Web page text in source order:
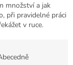
množství a jak
při pravidelné práci
v ruce.